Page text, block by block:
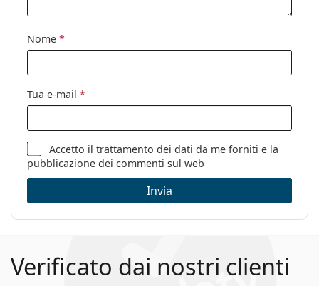
Nome *
Tua e-mail *
Accetto iltrattamento dei dati da me forniti e la
pubblicazione dei commenti sul web
Invia
Verificato dai nostri clienti